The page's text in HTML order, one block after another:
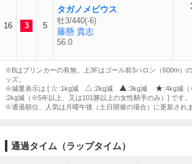
16 3 5
タガノメビウス
牡3/440(-6)
藤懸 貴志
56.0
※Bはブリンカーの有無。上3Fはゴール前3ハロン（600m）
ッズ。
※減量表示は [
:1kg減 :2kg減 :3kg減
:4kg減
:2kg減（※5年以上、又は101勝以上の女性騎手のみ）] です。
※通過順位、人気は月曜午後（土日開催の場合）に更新されま
通過タイム（ラップタイム）